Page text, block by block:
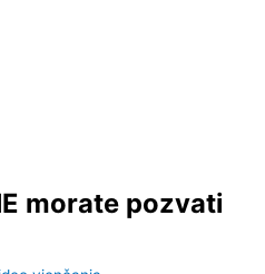
morate pozvati